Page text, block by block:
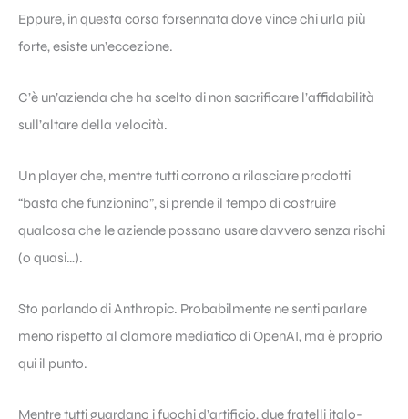
Eppure, in questa corsa forsennata dove vince chi urla più
forte, esiste un’eccezione.
C’è un’azienda che ha scelto di non sacrificare l’affidabilità
sull’altare della velocità.
Un player che, mentre tutti corrono a rilasciare prodotti
“basta che funzionino”, si prende il tempo di costruire
qualcosa che le aziende possano usare davvero senza rischi
(o quasi…).
Sto parlando di Anthropic. Probabilmente ne senti parlare
meno rispetto al clamore mediatico di OpenAI, ma è proprio
qui il punto.
Mentre tutti guardano i fuochi d’artificio, due fratelli italo-